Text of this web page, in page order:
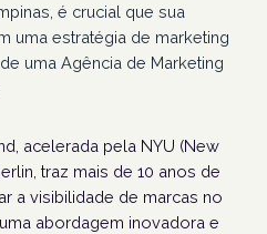
é crucial que sua
uma estratégia de marketing
uma Agência de Marketing
acelerada pela NYU (New
traz mais de 10 anos de
a visibilidade de marcas no
abordagem inovadora e